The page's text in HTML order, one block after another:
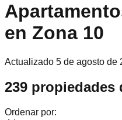
en Zona 10
Actualizado 5 de agosto de
239
Ordenar por: